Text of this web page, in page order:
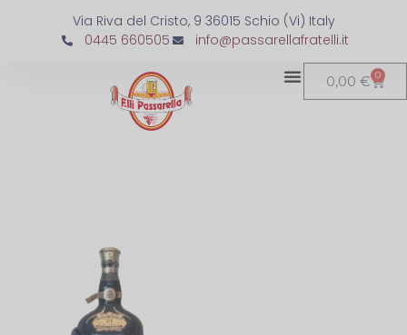
Via Riva del Cristo, 9 36015 Schio (Vi) Italy
0445 660505
info@passarellafratelli.it
0,00€ 0